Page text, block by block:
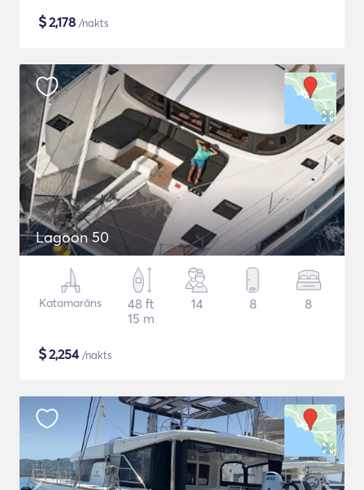
$2,178 /nakts
Lagoon 50
Katamarāns
48 ft
15 m
14 8 8
$2,254/nakts